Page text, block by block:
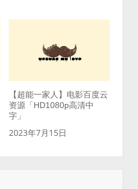
【超能一家人】电影百度云
资源「HD1080p高清中
字」
2023年7月15日